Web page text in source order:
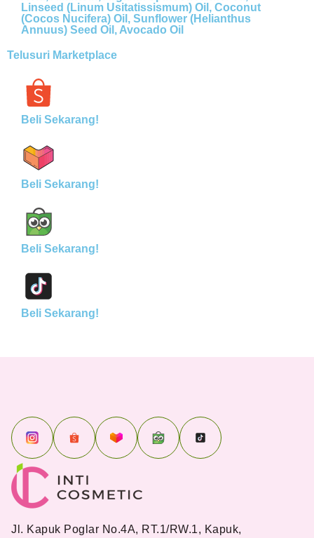
Linseed (Linum Usitatissismum) Oil, Coconut
(Cocos Nucifera) Oil, Sunflower (Helianthus
Annuus) Seed Oil, Avocado Oil
Telusuri Marketplace
Beli Sekarang!
Beli Sekarang!
Beli Sekarang!
Beli Sekarang!
Jl. Kapuk Poglar No.4A, RT.1/RW.1, Kapuk,